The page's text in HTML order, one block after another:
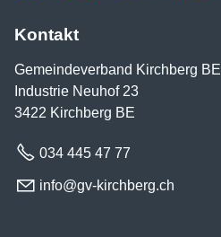
Kontakt
Gemeindeverband Kirchberg BE
Industrie Neuhof 23
3422 Kirchberg BE
034 445 47 77
nf gv-k rchb rg ch